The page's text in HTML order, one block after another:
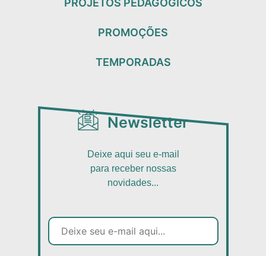
PROJETOS PEDAGÓGICOS
PROMOÇÕES
TEMPORADAS
Newsletter
Deixe aqui seu e-mail
para receber nossas
novidades...